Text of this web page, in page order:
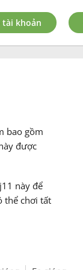
tài khoản
bao gồm
được
này để
thể chơi tất